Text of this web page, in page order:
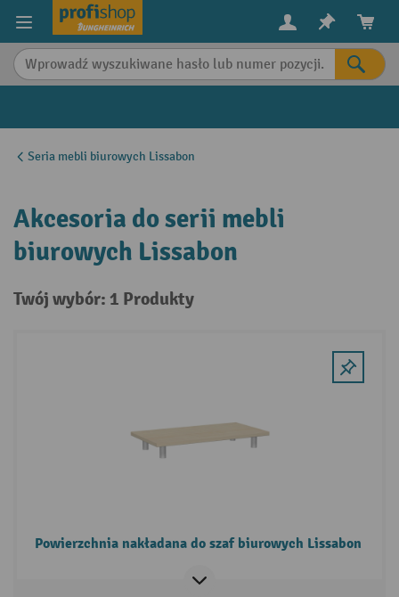
content
Seria mebli biurowych Lissabon
Akcesoria do serii mebli
biurowych Lissabon
Twój wybór: 1 Produkty
Powierzchnia nakładana do szaf biurowych Lissabon